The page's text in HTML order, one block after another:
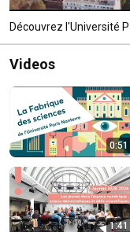
Découvrez l'Université
Videos
0:51
1:41